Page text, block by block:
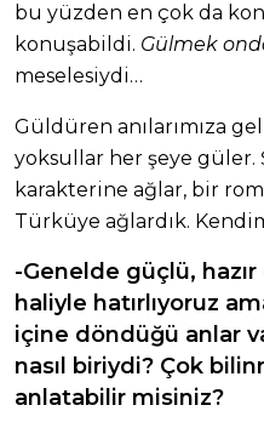
bu yüzden en çok da
konuşabildi. Gülmek
meselesiydi…
Güldüren anılarımıza
yoksullar her şeye güler.
karakterine ağlar, bir
Türküye ağlardık.
-Genelde güçlü,
haliyle hatırlıyoruz
içine döndüğü anlar
nasıl biriydi? Çok
anlatabilir misiniz?